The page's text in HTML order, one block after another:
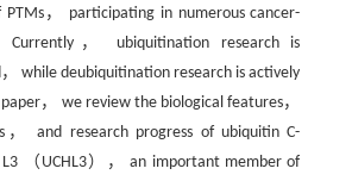
， participating in numerous cancer-
Currently， ubiquitination research is
while deubiquitination research is actively
， we review the biological features，
， and research progress of ubiquitin C-
（UCHL3）， an important member of